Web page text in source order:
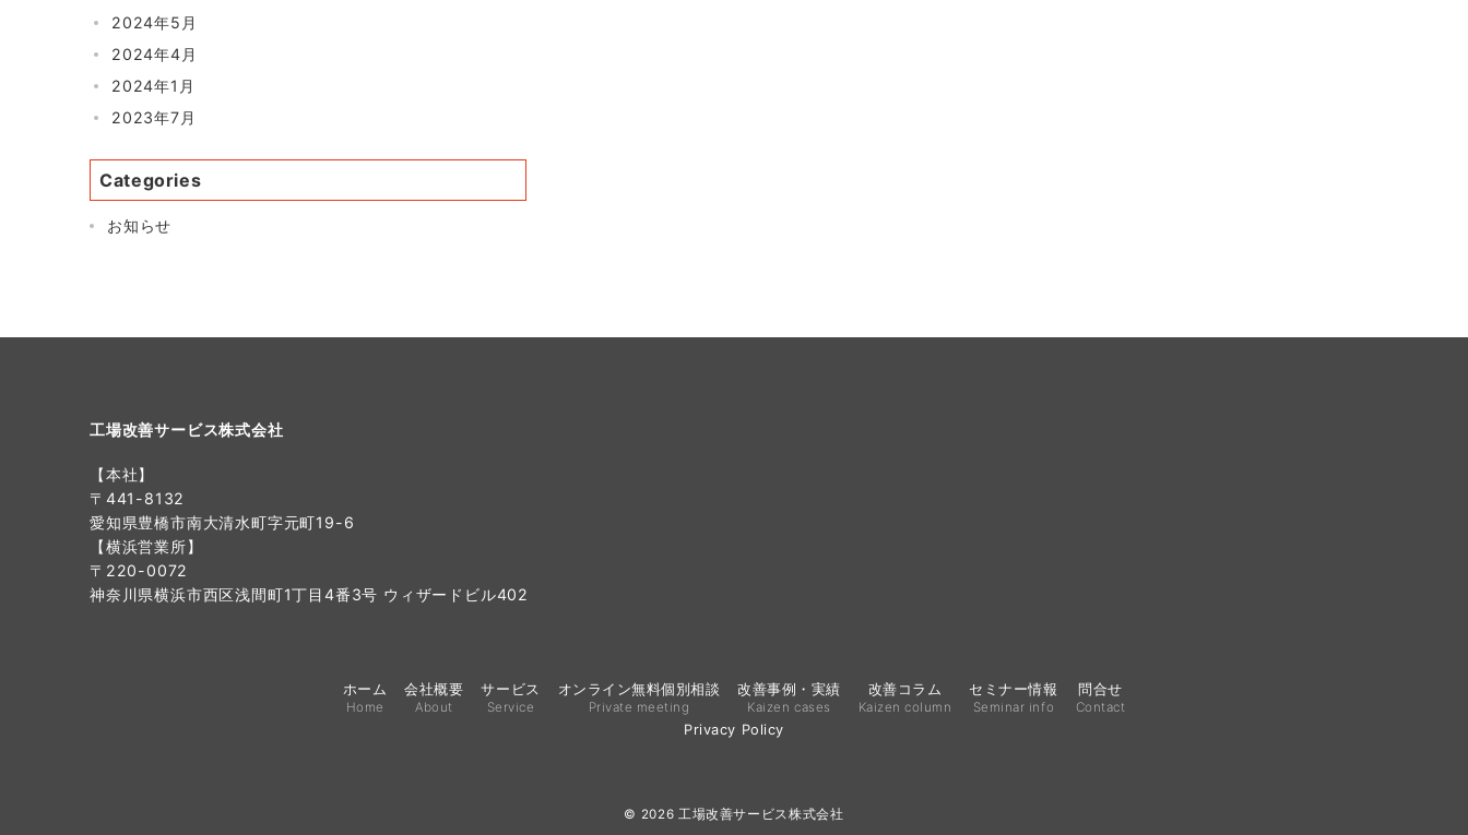
2024年5月
2024年4月
2024年1月
2023年7月
Categories
お知らせ
工場改善サービス株式会社
【本社】
〒441-8132
愛知県豊橋市南大清水町字元町19-6
【横浜営業所】
〒220-0072
神奈川県横浜市西区浅間町1丁目4番3号 ウィザードビル402
ホーム
Home
会社概要
About
サービス
Service
オンライン無料個別相談
Private meeting
改善事例・実績
Kaizen cases
改善コラム
Kaizen column
セミナー情報
Seminar info
問合せ
Contact
Privacy Policy
© 2026 工場改善サービス株式会社